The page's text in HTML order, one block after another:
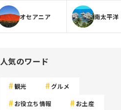
オセアニア 南太平洋
人気のワード
観光 グルメ
お役立ち情報 お土産